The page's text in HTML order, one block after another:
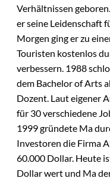
Verhältnissen
er seine Leidenschaft
Morgen ging er zu
Touristen kostenlos
verbessern. 1988
dem Bachelor of Arts
Dozent. Laut eigener
für 30 verschiedene
1999 gründete Ma
Investoren die Firma
60.000 Dollar. Heute
Dollar wert und Ma